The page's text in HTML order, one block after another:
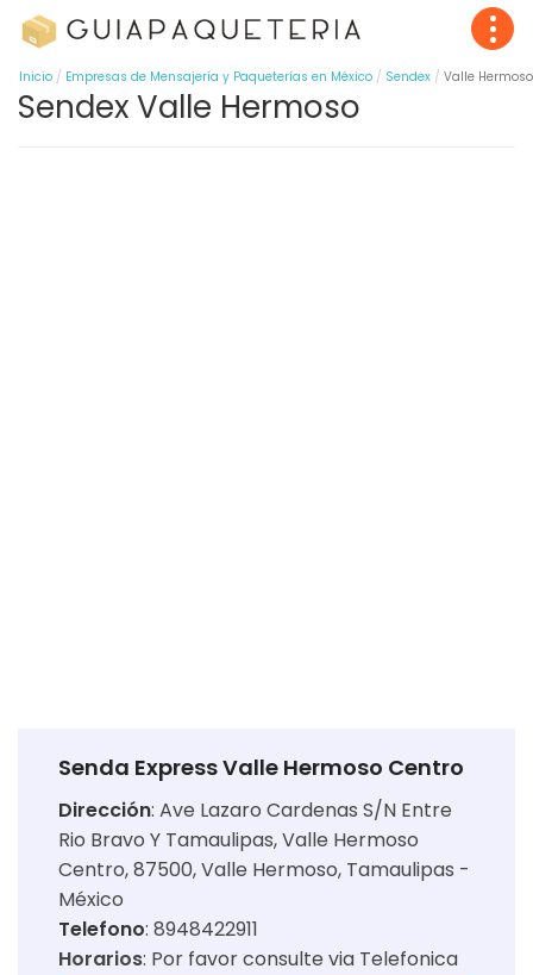
Inicio Empresas de Mensajería y Paqueterías en México Sendex Valle Hermoso
Sendex Valle Hermoso
Senda Express Valle Hermoso Centro
Dirección: Ave Lazaro Cardenas S/N Entre
Rio Bravo Y Tamaulipas, Valle Hermoso
Centro, 87500, Valle Hermoso, Tamaulipas -
México
Telefono: 8948422911
Horarios: Por favor consulte via Telefonica